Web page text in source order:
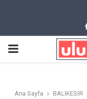
PRIMARY
Ana Sayfa
BALIKESİR